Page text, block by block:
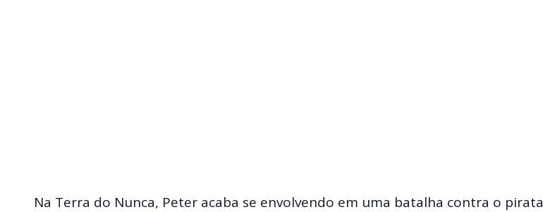
Na Terra do Nunca, Peter acaba se envolvendo em uma batalha contra o pirata